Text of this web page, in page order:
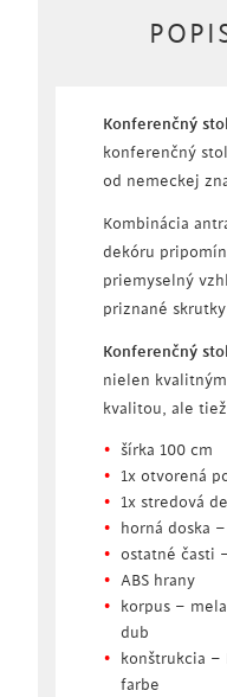
Konferenčný
konferenčný
od nemeckej
Kombinácia
dekóru
priemyselný
priznané
Konferenčný
nielen
kvalitou, ale
šírka 100 cm
1x otvorená
1x stredová
horná doska
ostatné časti
ABS hrany
korpus –
dub
konštrukcia –
farbe